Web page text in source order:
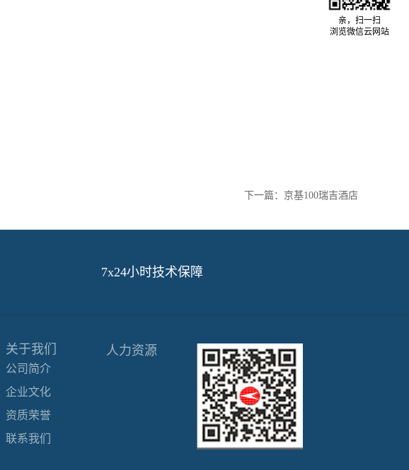
下一篇： 京基100瑞吉酒店
7x24小时技术保障
关于我们
公司简介
企业文化
资质荣誉
联系我们
人力资源
亲，扫一扫
浏览微信云网站